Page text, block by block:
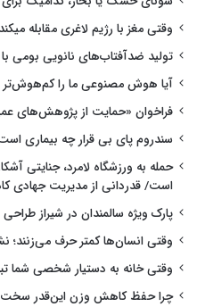
وقتی مغز با رژیم لاغری مقابله
تولید ضدآفتاب‌های نانویی بومی با
آیا هوش مصنوعی ما را کم‌هوش‌تر
فراخوان «حمایت از پژوهش‌های
سندروم پای بی قرار چه بیماری
حمله به ورزشگاه لامرد، جنایتی
است/ قدردانی از مدیریت جهادی
پارک ویژه سالمندان در شیراز
وقتی انسان‌ها کمتر حرف می‌زنند؛
وقتی خانه به دستیار شخصی شما
چرا حفظ کاهش وزن این‌قدر